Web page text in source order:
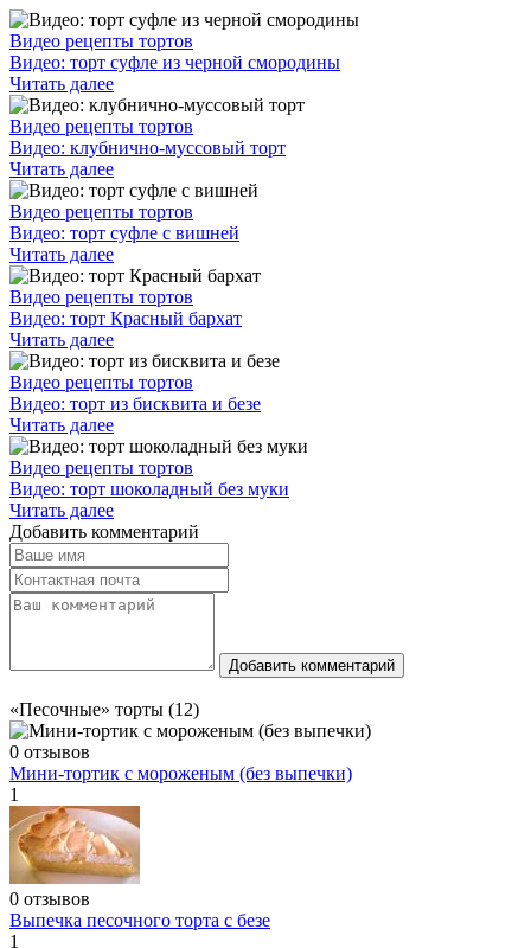
Видео рецепты тортов
Видео: торт суфле из черной смородины
Читать далее
Видео рецепты тортов
Видео: клубнично-муссовый торт
Читать далее
Видео рецепты тортов
Видео: торт суфле с вишней
Читать далее
Видео рецепты тортов
Видео: торт Красный бархат
Читать далее
Видео рецепты тортов
Видео: торт из бисквита и безе
Читать далее
Видео рецепты тортов
Видео: торт шоколадный без муки
Читать далее
Добавить комментарий
Добавить комментарий
«Песочные» торты (12)
0 отзывов
Мини-тортик с мороженым (без выпечки)
1
0 отзывов
Выпечка песочного торта с безе
1